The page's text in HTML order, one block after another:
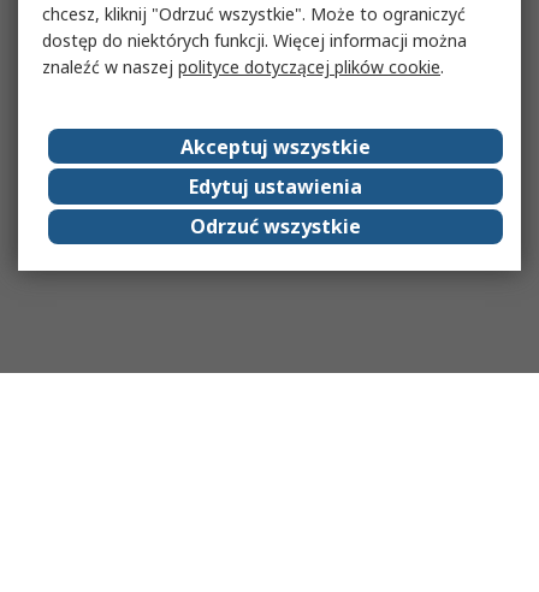
chcesz, kliknij "Odrzuć wszystkie". Może to ograniczyć
dostęp do niektórych funkcji. Więcej informacji można
znaleźć w naszej polityce dotyczącej plików cookie.
Akceptuj wszystkie
Edytuj ustawienia
Odrzuć wszystkie